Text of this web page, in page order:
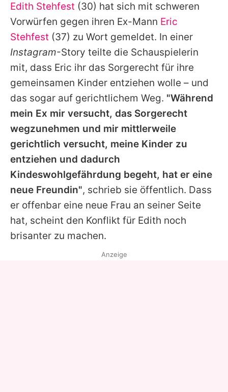
Alle Themen auf Promiflash
Jobs
App runterladen
Team
Redaktionelle Richtlinien
Impressum
Datenschutzerklärung
Utiq verwalten
Edith Stehfest (30) hat sich mit schweren
Vorwürfen gegen ihren Ex-Mann Eric
Stehfest (37) zu Wort gemeldet. In einer
Instagram-Story teilte die Schauspielerin
mit, dass Eric ihr das Sorgerecht für ihre
gemeinsamen Kinder entziehen wolle – und
das sogar auf gerichtlichem Weg. "Während
mein Ex mir versucht, das Sorgerecht
wegzunehmen und mir mittlerweile
gerichtlich versucht, meine Kinder zu
entziehen und dadurch
Kindeswohlgefährdung begeht, hat er eine
neue Freundin", schrieb sie öffentlich. Dass
er offenbar eine neue Frau an seiner Seite
hat, scheint den Konflikt für Edith noch
brisanter zu machen.
Anzeige